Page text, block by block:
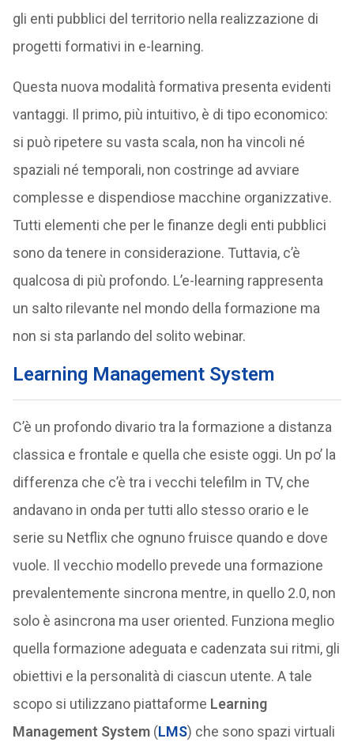
gli enti pubblici del territorio nella realizzazione di
progetti formativi in e-learning.
Questa nuova modalità formativa presenta evidenti
vantaggi. Il primo, più intuitivo, è di tipo economico:
si può ripetere su vasta scala, non ha vincoli né
spaziali né temporali, non costringe ad avviare
complesse e dispendiose macchine organizzative.
Tutti elementi che per le finanze degli enti pubblici
sono da tenere in considerazione. Tuttavia, c’è
qualcosa di più profondo. L’e-learning rappresenta
un salto rilevante nel mondo della formazione ma
non si sta parlando del solito webinar.
Learning Management System
C’è un profondo divario tra la formazione a distanza
classica e frontale e quella che esiste oggi. Un po’ la
differenza che c’è tra i vecchi telefilm in TV, che
andavano in onda per tutti allo stesso orario e le
serie su Netflix che ognuno fruisce quando e dove
vuole. Il vecchio modello prevede una formazione
prevalentemente sincrona mentre, in quello 2.0, non
solo è asincrona ma user oriented. Funziona meglio
quella formazione adeguata e cadenzata sui ritmi, gli
obiettivi e la personalità di ciascun utente. A tale
scopo si utilizzano piattaforme Learning
Management System(LMS) che sono spazi virtuali